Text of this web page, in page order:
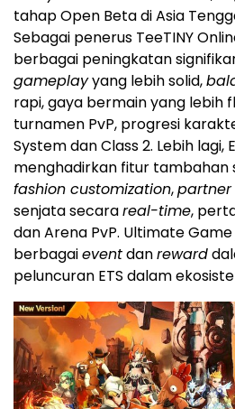
tahap Open Beta di Asia
Sebagai penerus TeeTINY
berbagai peningkatan
gameplayyang lebih solid,
rapi, gaya bermain yang lebih
turnamen PvP, progresi
System dan Class 2. Lebih lagi,
menghadirkan fitur tambahan
fashion customization,partner
senjata secarareal-time,
dan Arena PvP. Ultimate
berbagaieventdanreward
peluncuran ETS dalam